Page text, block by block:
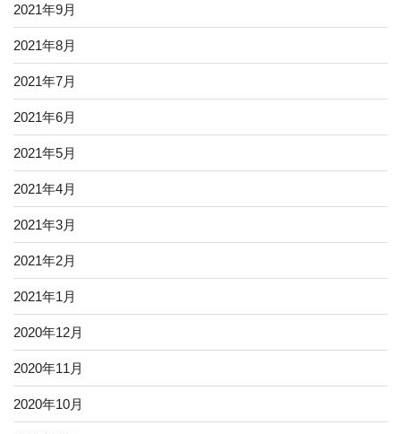
2021年9月
2021年8月
2021年7月
2021年6月
2021年5月
2021年4月
2021年3月
2021年2月
2021年1月
2020年12月
2020年11月
2020年10月